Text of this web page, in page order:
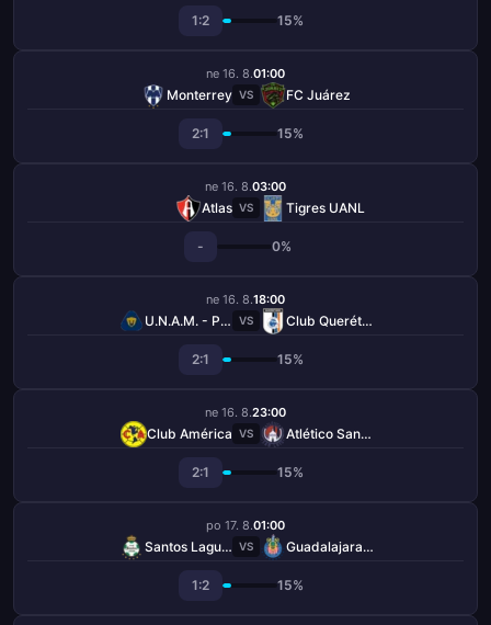
1:2 15%
ne 16. 8.01:00
Monterrey VS FC Juárez
2:1 15%
ne 16. 8.03:00
Atlas VS Tigres UANL
- 0%
ne 16. 8.18:00
U.N.A.M. - Pumas VS Club Querétaro
2:1 15%
ne 16. 8.23:00
Club América VS Atlético San Luis
2:1 15%
po 17. 8.01:00
Santos Laguna VS Guadalajara Chivas
1:2 15%